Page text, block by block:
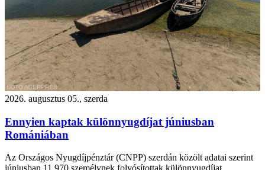
2026. augusztus 05., szerda
Ennyien kaptak különnyugdíjat júniusban
Romániában
Az Országos Nyugdíjpénztár (CNPP) szerdán közölt adatai szerint